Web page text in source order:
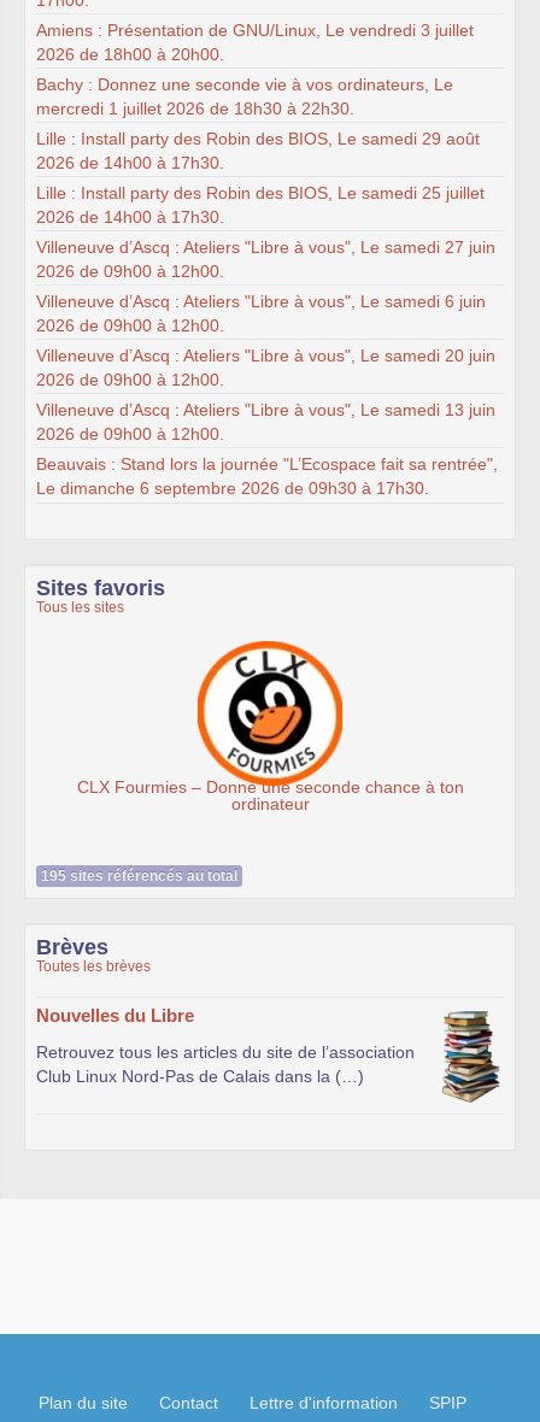
Amiens : Présentation de GNU/Linux, Le vendredi 3 juillet
2026 de 18h00 à 20h00.
Bachy : Donnez une seconde vie à vos ordinateurs, Le
mercredi 1 juillet 2026 de 18h30 à 22h30.
Lille : Install party des Robin des BIOS, Le samedi 29 août
2026 de 14h00 à 17h30.
Lille : Install party des Robin des BIOS, Le samedi 25 juillet
2026 de 14h00 à 17h30.
Villeneuve d’Ascq : Ateliers "Libre à vous", Le samedi 27 juin
2026 de 09h00 à 12h00.
Villeneuve d’Ascq : Ateliers "Libre à vous", Le samedi 6 juin
2026 de 09h00 à 12h00.
Villeneuve d’Ascq : Ateliers "Libre à vous", Le samedi 20 juin
2026 de 09h00 à 12h00.
Villeneuve d’Ascq : Ateliers "Libre à vous", Le samedi 13 juin
2026 de 09h00 à 12h00.
Beauvais : Stand lors la journée "L’Ecospace fait sa rentrée",
Le dimanche 6 septembre 2026 de 09h30 à 17h30.
Sites favoris
Tous les sites
– Donne une seconde chance à ton
195 sites référencés au total
Brèves
Toutes les brèves
Nouvelles du Libre
Retrouvez tous les articles du site de l’association
Club Linux Nord-Pas de Calais dans la (…)
Plan du site Contact Lettre d'information SPIP